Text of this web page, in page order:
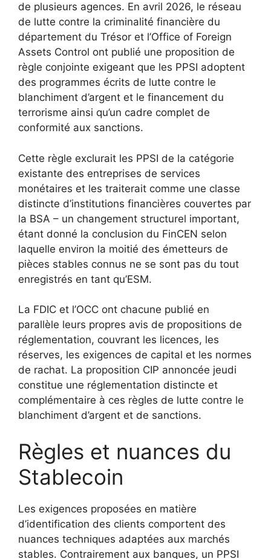
de plusieurs agences. En avril 2026, le réseau
de lutte contre la criminalité financière du
département du Trésor et l’Office of Foreign
Assets Control ont publié une proposition de
règle conjointe exigeant que les PPSI adoptent
des programmes écrits de lutte contre le
blanchiment d’argent et le financement du
terrorisme ainsi qu’un cadre complet de
conformité aux sanctions.
Cette règle exclurait les PPSI de la catégorie
existante des entreprises de services
monétaires et les traiterait comme une classe
distincte d’institutions financières couvertes par
la BSA – un changement structurel important,
étant donné la conclusion du FinCEN selon
laquelle environ la moitié des émetteurs de
pièces stables connus ne se sont pas du tout
enregistrés en tant qu’ESM.
La FDIC et l’OCC ont chacune publié en
parallèle leurs propres avis de propositions de
réglementation, couvrant les licences, les
réserves, les exigences de capital et les normes
de rachat. La proposition CIP annoncée jeudi
constitue une réglementation distincte et
complémentaire à ces règles de lutte contre le
blanchiment d’argent et de sanctions.
Règles et nuances du
Stablecoin
Les exigences proposées en matière
d’identification des clients comportent des
nuances techniques adaptées aux marchés
stables. Contrairement aux banques, un PPSI